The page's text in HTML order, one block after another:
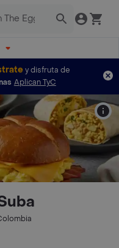
y disfruta de
Aplican TyC